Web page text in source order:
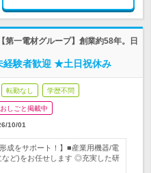
第一電材グループ】創業約58年。日
経験者歓迎 ★土日祝休み
転勤なし 学歴不問
しごと掲載中
10/01
成をサポート！】■産業用機器/電
など)をお任せします ◎充実した研